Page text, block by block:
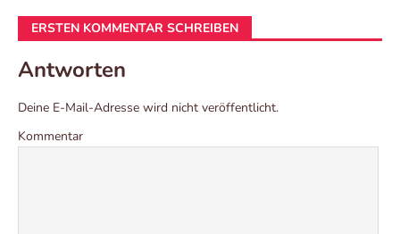
ERSTEN KOMMENTAR SCHREIBEN
Antworten
Deine E-Mail-Adresse wird nicht veröffentlicht.
Kommentar